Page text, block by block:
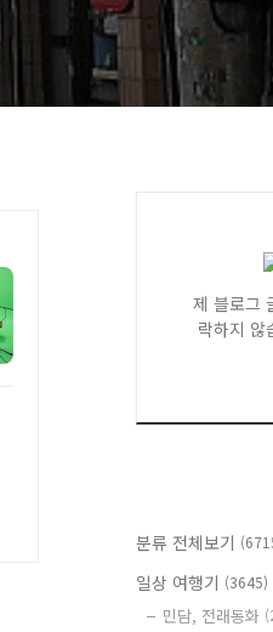
제 블로그
락하지 않
분류 전체보기
일상 여행기 (3645)
민담, 전래동화